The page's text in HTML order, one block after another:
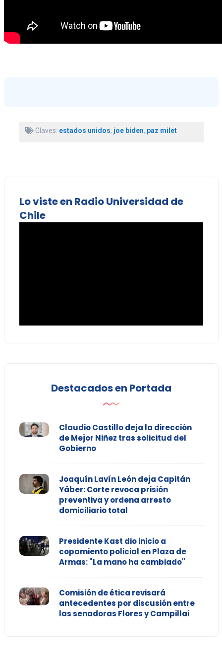
Claves: estados unidos, joe biden, paz milet
Lo viste en Radio Universidad de
Chile
Destacados en Portada
Claudio Castillo deja la dirección
de Mejor Niñez tras solicitud del
Gobierno
Joaquín Lavín León deja Capitán
Yáber: Corte revoca prisión
preventiva y ordena arresto
domiciliario total
Presidente Kast dio inicio a
copamiento policial en Plaza de
Armas: "La mano ha cambiado"
Comisión de ética revisará
antecedentes por discusión entre
las senadoras Flores y Campillai